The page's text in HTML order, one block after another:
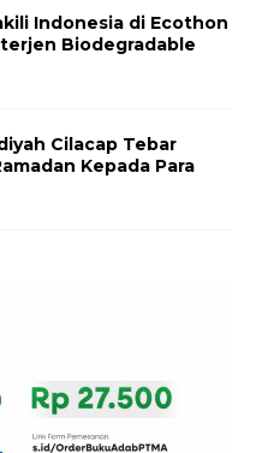
Indonesia di Ecothon
Biodegradable
Cilacap Tebar
Kepada Para